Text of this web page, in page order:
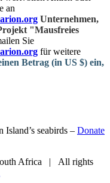
an
Unternehmen,
"Mausfreies
Sie
für weitere
Betrag (in US $) ein,
seabirds – Donate
Africa | All rights